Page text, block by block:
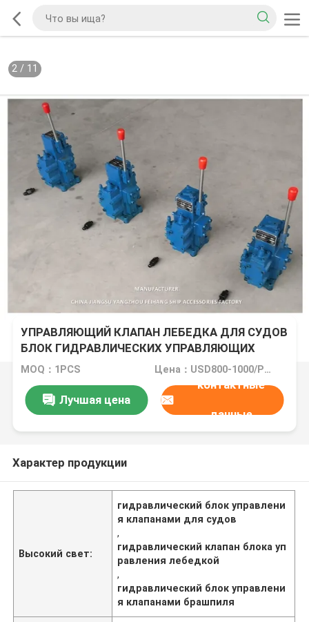
2/ 11
CSBF-H-G20 БЛОК УПРАВЛЕНИЯ ЛЕБЕДКОЙ
УПРАВЛЯЮЩИЙ КЛАПАН ЛЕБЕДКА ДЛЯ СУДОВ
БЛОК ГИДРАВЛИЧЕСКИХ УПРАВЛЯЮЩИХ
КЛАПАНОВ
MOQ：1PCS Цена：USD800-1000/PCS
Лучшая цена
контактные
данные
Характер продукции
Высокий свет:
гидравлический блок управлени
я клапанами для судов
,
гидравлический клапан блока уп
равления лебедкой
,
гидравлический блок управлени
я клапанами брашпиля